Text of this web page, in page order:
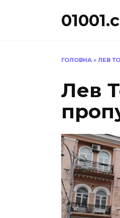
ГОЛОВНА » ЛЕВ
Лев